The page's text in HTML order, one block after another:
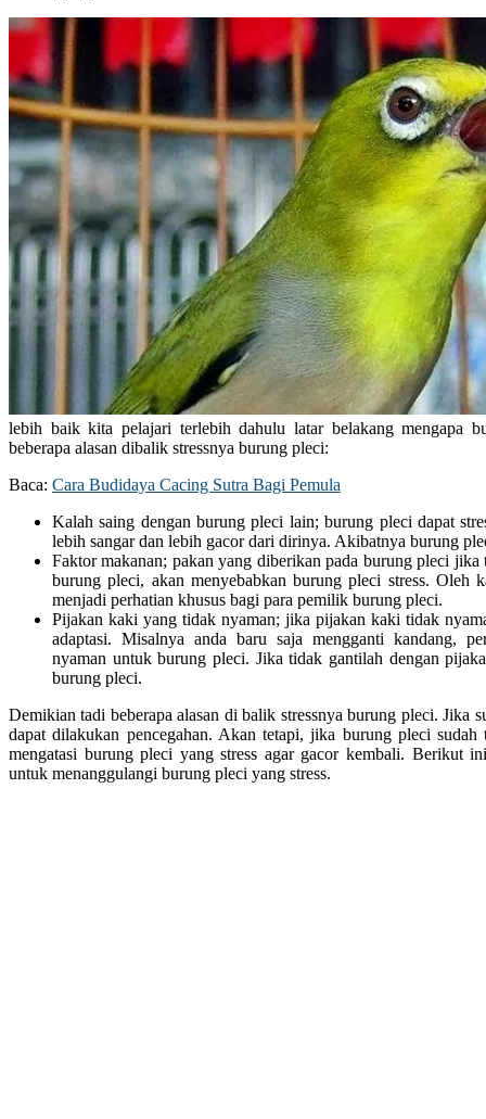
lebih baik kita pelajari terlebih dahulu latar belakang mengapa
beberapa alasan dibalik stressnya burung pleci:
Baca: Cara Budidaya Cacing Sutra Bagi Pemula
Kalah saing dengan burung pleci lain; burung pleci dapat
lebih sangar dan lebih gacor dari dirinya. Akibatnya burung
Faktor makanan; pakan yang diberikan pada burung pleci jika
burung pleci, akan menyebabkan burung pleci stress. Oleh
menjadi perhatian khusus bagi para pemilik burung pleci.
Pijakan kaki yang tidak nyaman; jika pijakan kaki tidak
adaptasi. Misalnya anda baru saja mengganti kandang,
nyaman untuk burung pleci. Jika tidak gantilah dengan
burung pleci.
Demikian tadi beberapa alasan di balik stressnya burung pleci. Jika
dapat dilakukan pencegahan. Akan tetapi, jika burung pleci sudah
mengatasi burung pleci yang stress agar gacor kembali. Berikut
untuk menanggulangi burung pleci yang stress.